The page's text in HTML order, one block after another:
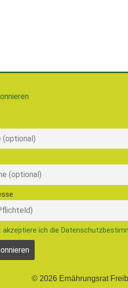
akzeptiere ich die
© 2026 Ernährungsrat